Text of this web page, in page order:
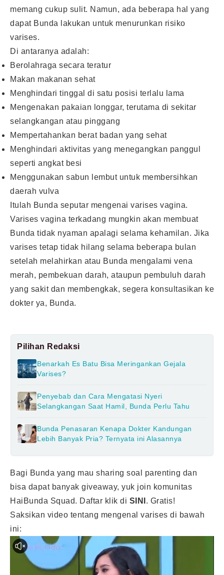
memang cukup sulit. Namun, ada beberapa hal yang
dapat Bunda lakukan untuk menurunkan risiko
varises.
Di antaranya adalah:
Berolahraga secara teratur
Makan makanan sehat
Menghindari tinggal di satu posisi terlalu lama
Mengenakan pakaian longgar, terutama di sekitar
selangkangan atau pinggang
Mempertahankan berat badan yang sehat
Menghindari aktivitas yang menegangkan panggul
seperti angkat besi
Menggunakan sabun lembut untuk membersihkan
daerah vulva
Itulah Bunda seputar mengenai varises vagina.
Varises vagina terkadang mungkin akan membuat
Bunda tidak nyaman apalagi selama kehamilan. Jika
varises tetap tidak hilang selama beberapa bulan
setelah melahirkan atau Bunda mengalami vena
merah, pembekuan darah, ataupun pembuluh darah
yang sakit dan membengkak, segera konsultasikan ke
dokter ya, Bunda.
Pilihan Redaksi
Benarkah Es Batu Bisa Meringankan Gejala
Varises?
Penyebab dan Cara Mengatasi Nyeri
Selangkangan Saat Hamil, Bunda Perlu Tahu
Bunda Penasaran Kenapa Dokter Kandungan
Lebih Banyak Pria? Ternyata ini Alasannya
Bagi Bunda yang mau sharing soal parenting dan
bisa dapat banyak giveaway, yuk join komunitas
HaiBunda Squad. Daftar klik di SINI . Gratis!
Saksikan video tentang mengenal varises di bawah
ini: